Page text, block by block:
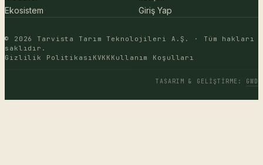
Ekosistem
Giriş Yap
© 2026 Tarvista Tarım Teknolojileri A.Ş. · Tüm hakları
saklıdır.
Gizlilik Politikası KVKK Kullanım Koşulları
TASARIM & GELIŞTIRME : GWD